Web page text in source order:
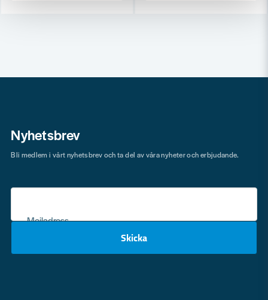
Nyhetsbrev
Mejladress
Skicka
Bli medlem i vårt nyhetsbrev och ta del av våra nyheter och erbjudande.